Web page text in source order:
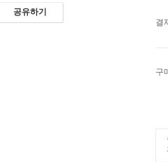
공유하기
결
구